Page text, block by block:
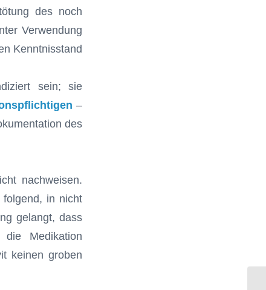
des noch
Verwendung
Kenntnisstand
sein; sie
–
des
nachweisen.
folgend, in nicht
gelangt, dass
Medikation
keinen groben